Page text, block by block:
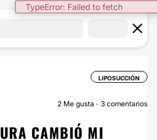
TypeError: Failed to fetch
LIPOSUCCIÓN
2 Me gusta 3 comentarios
CAMBIÓ MI